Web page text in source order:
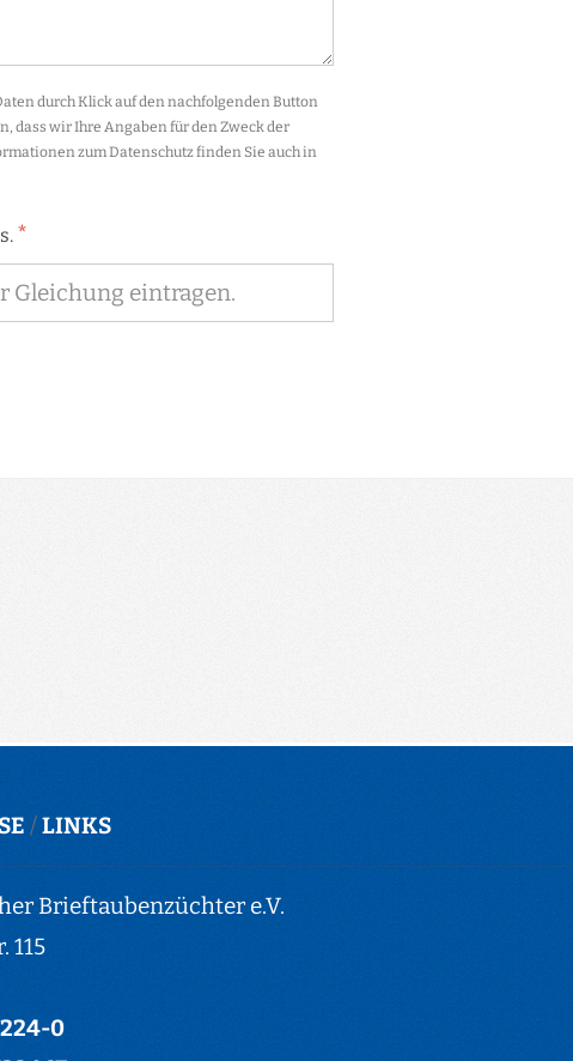
durch Klick auf den nachfolgenden Button
dass wir Ihre Angaben für den Zweck der
zum Datenschutz finden Sie auch in
*
/LINKS
Brieftaubenzüchter e.V.
115
0